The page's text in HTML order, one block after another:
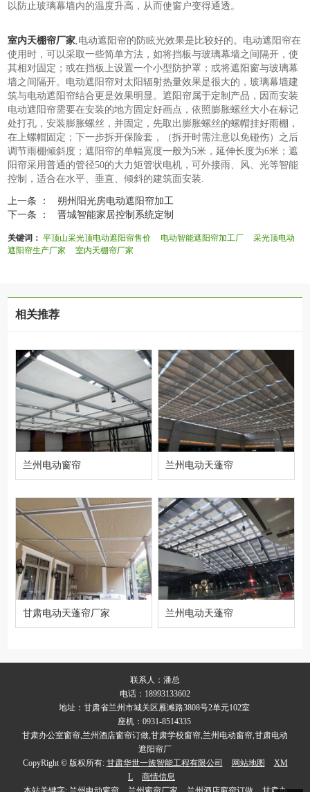
以防止玻璃幕墙内的温度升高，从而使窗户变得通透。
室内天棚帘厂家,电动遮阳帘的防眩光效果是比较好的。电动遮阳帘在
使用时，可以采取一些简单方法，如将挡板与玻璃幕墙之间隔开，使
其相对固定；或在挡板上设置一个小型防护罩；或将遮阳窗与玻璃幕
墙之间隔开。电动遮阳帘对太阳辐射热量效果是很大的，玻璃幕墙建
筑与电动遮阳帘结合更是效果明显。遮阳帘属于定制产品，因而安装
电动遮阳帘需要在安装的地方固定好画点，依照膨胀螺丝大小在标记
处打孔，安装膨胀螺丝，并固定，先取出膨胀螺丝的螺帽挂好雨棚，
在上螺帽固定；下一步拆开保险套，（拆开时需注意以免碰伤）之后
调节雨棚倾斜度；遮阳帘的单幅宽度一般为5米，延伸长度为6米；遮
阳帘采用普通的管径50的大力矩管状电机，可外接雨、风、光等智能
控制，适合在水平、垂直、倾斜的建筑面安装.
上一条 ：
朔州阳光房电动遮阳帘加工
下一条 ：
晋城智能家居控制系统定制
关键词：平顶山采光顶电动遮阳帘售价 电动智能遮阳帘加工厂
采光顶电动
遮阳帘生产厂家
室内天棚帘厂家
相关推荐
兰州电动窗帘 兰州电动天蓬帘
甘肃电动天蓬帘厂家 兰州电动天蓬帘
联系人：潘总
电话：18993133602
地址：甘肃省兰州市城关区雁滩路3808号2单元102室
座机：0931-8514335
甘肃办公室窗帘,兰州酒店窗帘订做,甘肃学校窗帘,兰州电动窗帘,甘肃电动
遮阳帘厂
CopyRight © 版权所有: 甘肃华世一族智能工程有限公司 网站地图
XM
L
商情信息